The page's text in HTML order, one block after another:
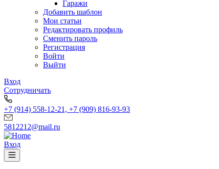
Гаражи
Добавить шаблон
Мои статьи
Редактировать профиль
Сменить пароль
Регистрация
Войти
Выйти
Вход
Сотрудничать
+7 (914) 558-12-21, +7 (909) 816-93-93
5812212@mail.ru
Вход